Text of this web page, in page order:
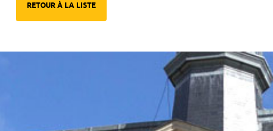
RETOUR À LA LISTE